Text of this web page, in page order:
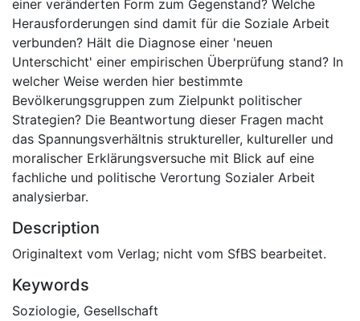
einer veränderten Form zum Gegenstand? Welche
Herausforderungen sind damit für die Soziale Arbeit
verbunden? Hält die Diagnose einer 'neuen
Unterschicht' einer empirischen Überprüfung stand? In
welcher Weise werden hier bestimmte
Bevölkerungsgruppen zum Zielpunkt politischer
Strategien? Die Beantwortung dieser Fragen macht
das Spannungsverhältnis struktureller, kultureller und
moralischer Erklärungsversuche mit Blick auf eine
fachliche und politische Verortung Sozialer Arbeit
analysierbar.
Description
Originaltext vom Verlag; nicht vom SfBS bearbeitet.
Keywords
Soziologie, Gesellschaft